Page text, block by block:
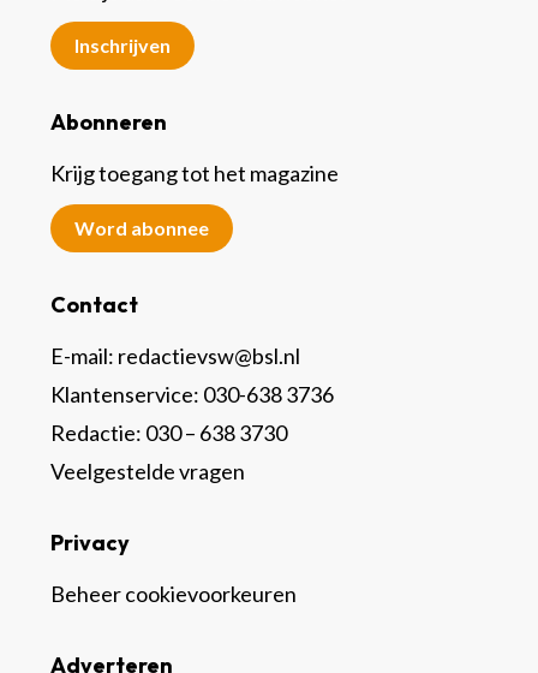
Inschrijven
Abonneren
Krijg toegang tot het magazine
Word abonnee
Contact
E-mail: redactievsw@bsl.nl
Klantenservice: 030-638 3736
Redactie: 030 – 638 3730
Veelgestelde vragen
Adverteren
Privacy
Beheer cookievoorkeuren